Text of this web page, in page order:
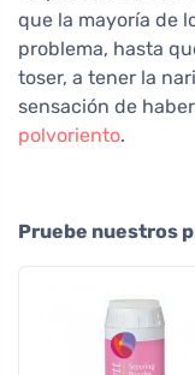
que la mayoría de
problema, hasta
toser, a tener la
sensación de
polvoriento.
Pruebe nuestros